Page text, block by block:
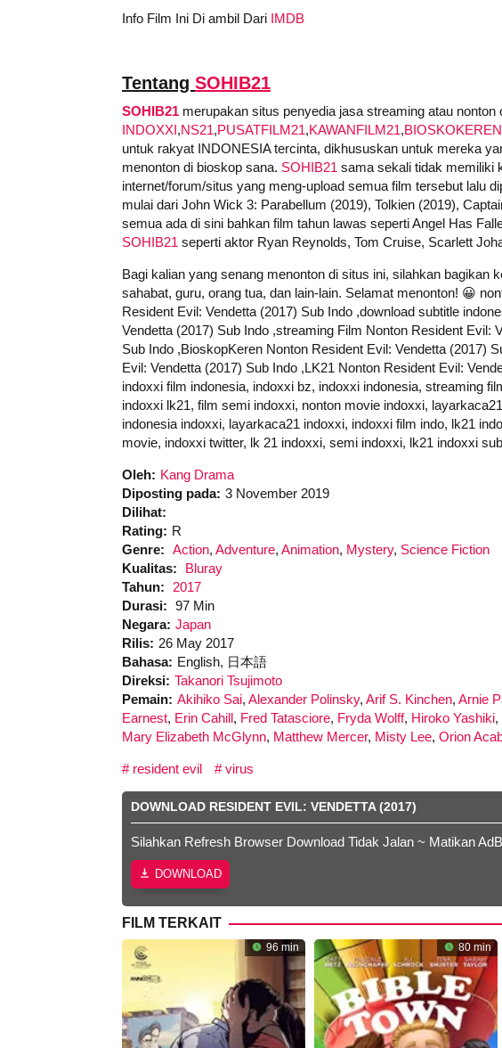
Info Film Ini Di ambil Dari IMDB
Tentang SOHIB21
SOHIB21 merupakan situs penyedia jasa streaming atau nonton
INDOXXI,NS21,PUSATFILM21,KAWANFILM21,BIOSKOKEREN
untuk rakyat INDONESIA tercinta, dikhususkan untuk mereka
menonton di bioskop sana. SOHIB21 sama sekali tidak memiliki
internet/forum/situs yang meng-upload semua film tersebut lalu
mulai dari John Wick 3: Parabellum (2019), Tolkien (2019),
semua ada di sini bahkan film tahun lawas seperti Angel Has
SOHIB21 seperti aktor Ryan Reynolds, Tom Cruise, Scarlett
Bagi kalian yang senang menonton di situs ini, silahkan bagikan
sahabat, guru, orang tua, dan lain-lain. Selamat menonton! 😀
Resident Evil: Vendetta (2017) Sub Indo ,download subtitle
Vendetta (2017) Sub Indo ,streaming Film Nonton Resident Evil:
Sub Indo ,BioskopKeren Nonton Resident Evil: Vendetta (2017)
Evil: Vendetta (2017) Sub Indo ,LK21 Nonton Resident Evil:
indoxxi film indonesia, indoxxi bz, indoxxi indonesia, streaming
indoxxi lk21, film semi indoxxi, nonton movie indoxxi,
indonesia indoxxi, layarkaca21 indoxxi, indoxxi film indo, lk21
movie, indoxxi twitter, lk 21 indoxxi, semi indoxxi, lk21 indoxxi
Oleh: Kang Drama
Diposting pada: 3 November 2019
Dilihat:
Rating: R
Genre: Action, Adventure, Animation, Mystery, Science Fiction
Kualitas:
Bluray
Tahun:
2017
Durasi: 97 Min
Negara: Japan
Rilis: 26 May 2017
Bahasa: English, 日本語
Direksi: Takanori Tsujimoto
Pemain: Akihiko Sai, Alexander Polinsky, Arif S. Kinchen, Arnie
Earnest, Erin Cahill, Fred Tatasciore, Fryda Wolff, Hiroko Yashiki,
Mary Elizabeth McGlynn, Matthew Mercer, Misty Lee, Orion
resident evil virus
DOWNLOAD RESIDENT EVIL: VENDETTA (2017)
Silahkan Refresh Browser Download Tidak Jalan ~ Matikan
DOWNLOAD
FILM TERKAIT
96 min 80 min